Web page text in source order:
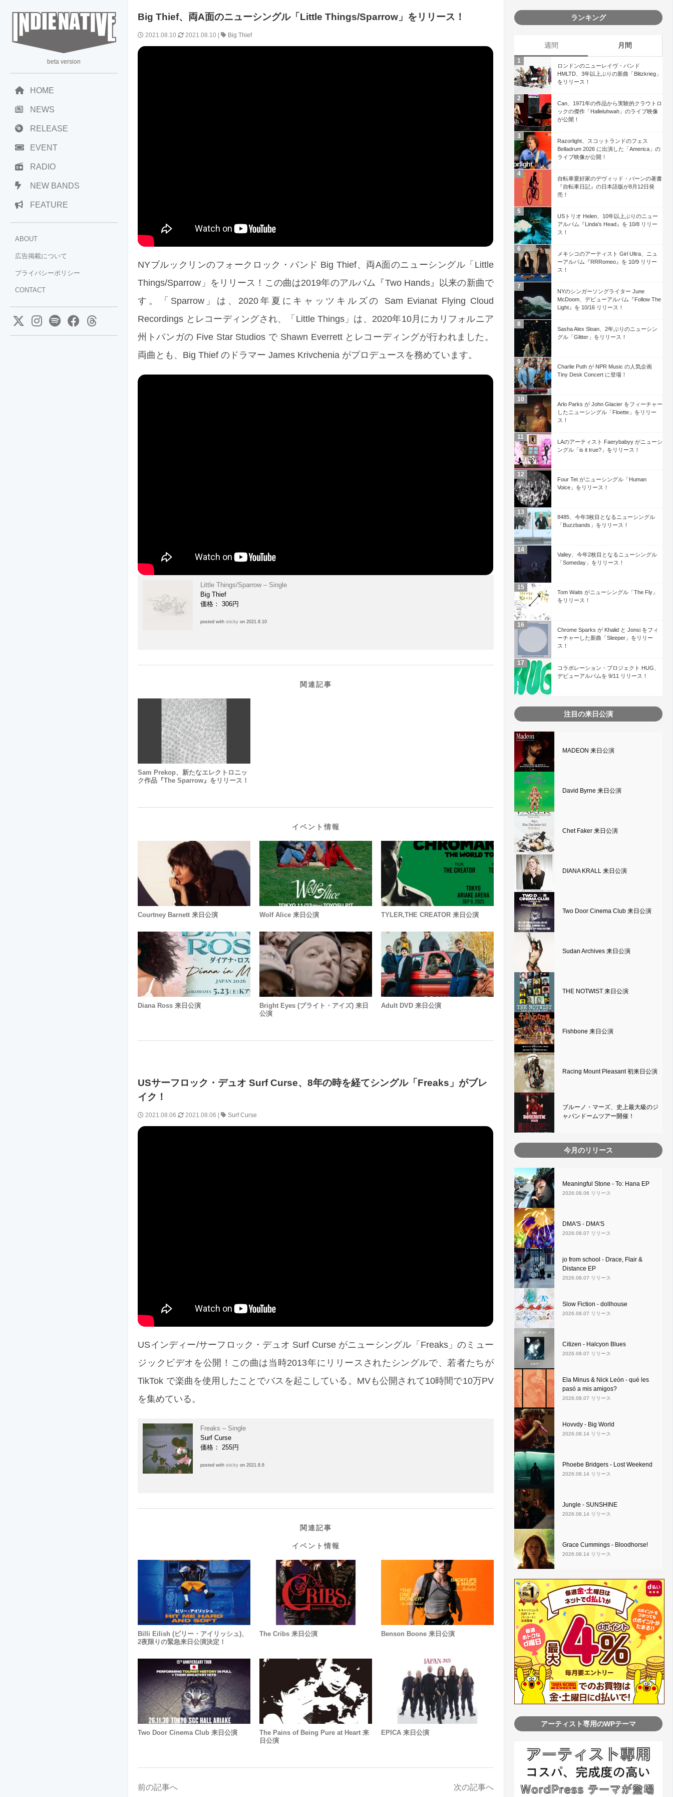
beta version
HOME
NEWS
RELEASE
EVENT
RADIO
NEW BANDS
FEATURE
ABOUT
広告掲載について
プライバシーポリシー
CONTACT
Big Thief、両A面のニューシングル「Little Things/Sparrow」をリリース！
2021.08.10 2021.08.10 | Big Thief
NYブルックリンのフォークロック・バンド Big Thief、両A面のニューシングル「Little
Things/Sparrow」をリリース！この曲は2019年のアルバム『Two Hands』以来の新曲で
す。「Sparrow」は、2020年夏にキャッツキルズの Sam Evianat Flying Cloud
Recordings とレコーディングされ、「Little Things」は、2020年10月にカリフォルニア
州トパンガの Five Star Studios で Shawn Everrett とレコーディングが行われました。
両曲とも、Big Thief のドラマー James Krivchenia がプロデュースを務めています。
Little Things/Sparrow – Single
Big Thief
価格： 306円
posted withsticky on 2021.8.10
関連記事
Sam Prekop、新たなエレクトロニッ
ク作品『The Sparrow』をリリース！
イベント情報
Courtney Barnett 来日公演 Wolf Alice 来日公演 TYLER,THE CREATOR 来日公演
Diana Ross 来日公演
Bright Eyes (ブライト・アイズ) 来日
公演
Adult DVD 来日公演
USサーフロック・デュオ Surf Curse、8年の時を経てシングル「Freaks」がブレ
イク！
2021.08.06 2021.08.06 | Surf Curse
USインディー/サーフロック・デュオ Surf Curse がニューシングル「Freaks」のミュー
ジックビデオを公開！この曲は当時2013年にリリースされたシングルで、若者たちが
TikTok で楽曲を使用したことでバスを起こしている。MVも公開されて10時間で10万PV
を集めている。
Freaks – Single
Surf Curse
価格： 255円
posted withsticky on 2021.8.6
関連記事
イベント情報
Billi Eilish (ビリー・アイリッシュ)、
2夜限りの緊急来日公演決定！
The Cribs 来日公演 Benson Boone 来日公演
Two Door Cinema Club 来日公演
The Pains of Being Pure at Heart 来
日公演
EPICA 来日公演
前の記事へ 次の記事へ
ランキング
週間 月間
ロンドンのニューレイヴ・バンド
HMLTD、3年以上ぶりの新曲「Blitzkrieg」
をリリース！
Can、1971年の作品から実験的クラウトロ
ックの傑作「Halleluhwah」のライブ映像
が公開！
Razorlight、スコットランドのフェス
Belladrum 2026 に出演した「America」の
ライブ映像が公開！
自転車愛好家のデヴィッド・バーンの著書
『自転車日記』の日本語版が8月12日発
売！
USトリオ Helen、10年以上ぶりのニュー
アルバム『Linda's Head』を 10/8 リリー
ス！
メキシコのアーティスト Girl Ultra、ニュ
ーアルバム『RRRomeo』を 10/9 リリー
ス！
NYのシンガーソングライター June
McDoom、デビューアルバム『Follow The
Light』を 10/16 リリース！
Sasha Alex Sloan、2年ぶりのニューシン
グル「Glitter」をリリース！
Charlie Puth が NPR Music の人気企画
Tiny Desk Concert に登場！
Arlo Parks が John Glacier をフィーチャー
したニューシングル「Floette」をリリー
ス！
LAのアーティスト Faerybabyy がニューシ
ングル「is it true?」をリリース！
Four Tet がニューシングル「Human
Voice」をリリース！
8485、今年3枚目となるニューシングル
「Buzzbands」をリリース！
Valley、今年2枚目となるニューシングル
「Someday」をリリース！
Tom Waits がニューシングル「The Fly」
をリリース！
Chrome Sparks が Khalid と Jonsi をフィ
ーチャーした新曲「Sleeper」をリリー
ス！
コラボレーション・プロジェクト HUG、
デビューアルバムを 9/11 リリース！
注目の来日公演
MADEON 来日公演
David Byrne 来日公演
Chet Faker 来日公演
DIANA KRALL 来日公演
Two Door Cinema Club 来日公演
Sudan Archives 来日公演
THE NOTWIST 来日公演
Fishbone 来日公演
Racing Mount Pleasant 初来日公演
ブルーノ・マーズ、史上最大級のジ
ャパンドームツアー開催！
今月のリリース
Meaningful Stone - To: Hana EP
2026.08.06 リリース
DMA'S - DMA'S
2026.08.07 リリース
jo from school - Drace, Flair &
Distance EP
2026.08.07 リリース
Slow Fiction - dollhouse
2026.08.07 リリース
Citizen - Halcyon Blues
2026.08.07 リリース
Ela Minus & Nick León - qué les
pasó a mis amigos?
2026.08.07 リリース
Hovvdy - Big World
2026.08.14 リリース
Phoebe Bridgers - Lost Weekend
2026.08.14 リリース
Jungle - SUNSHINE
2026.08.14 リリース
Grace Cummings - Bloodhorse!
2026.08.14 リリース
アーティスト専用のWPテーマ